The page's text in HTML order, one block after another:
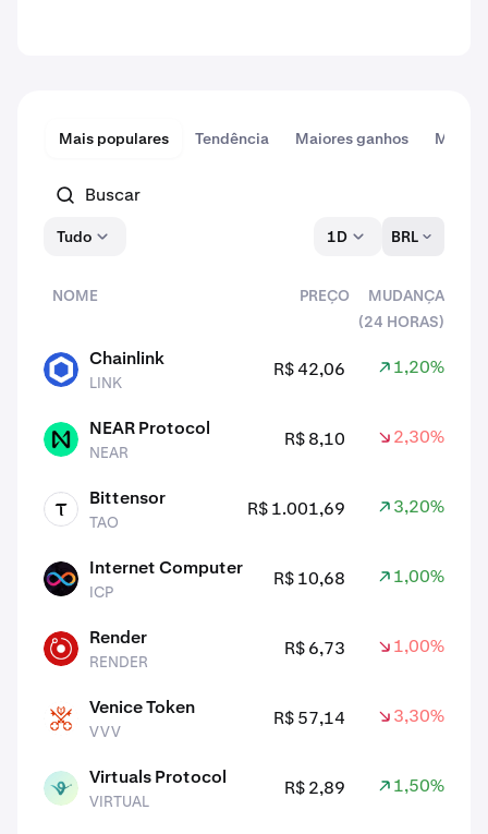
Mais populares Tendência Maiores ganhos
Tudo 1D BRL
NOME PREÇO
MUDANÇA
(24 HORAS)
Chainlink
LINK
R$ 42,06 1,20%
NEAR NEAR Protocol
NEAR
R$ 8,10 2,30%
TAO Bittensor
TAO
R$ 1.001,69 3,20%
ICP Internet Computer
ICP
R$ 10,68 1,00%
RENDER Render
RENDER
R$ 6,73 1,00%
VVV Venice Token
VVV
R$ 57,14 3,30%
VIRTUAL Virtuals Protocol
VIRTUAL
R$ 2,89 1,50%